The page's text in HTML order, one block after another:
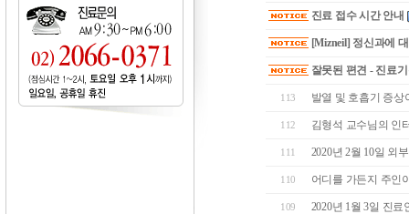
진료 접수 시간 안내
[Mizneil] 정신과에
잘못된 편견 - 진료
113 발열 및 호흡기 증
112 김형석 교수님의 인
111 2020년 2월 10일 외
110 어디를 가든지 주인
109 2020년 1월 3일 진료